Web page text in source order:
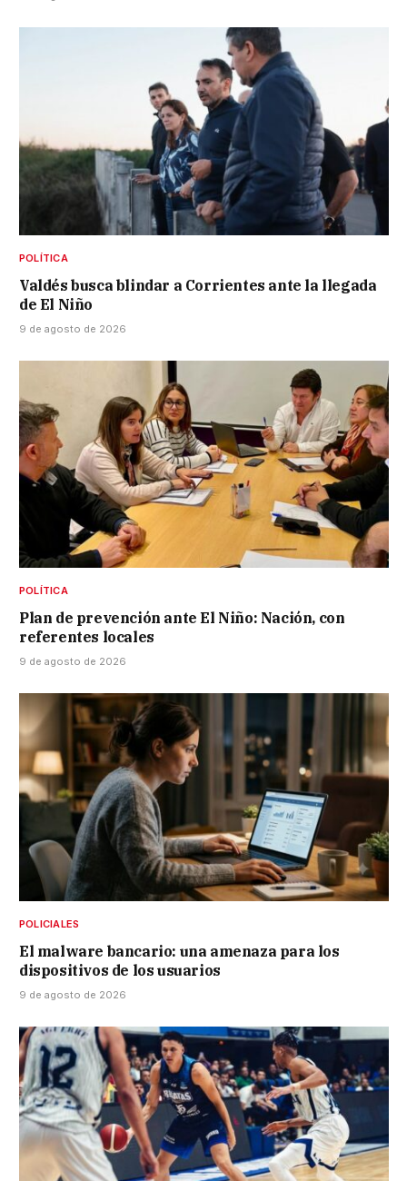
POLÍTICA
Valdés busca blindar a Corrientes ante la llegada
de El Niño
9 de agosto de 2026
POLÍTICA
Plan de prevención ante El Niño: Nación, con
referentes locales
9 de agosto de 2026
POLICIALES
El malware bancario: una amenaza para los
dispositivos de los usuarios
9 de agosto de 2026